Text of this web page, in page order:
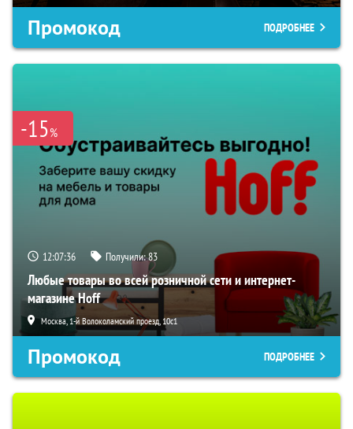
Промокод ПОДРОБНЕЕ
-15%
12:07:35 Получили:83
Любые товары во всей розничной сети и интернет-
магазине Hoff
Москва, 1-й Волоколамский проезд, 10с1
Промокод ПОДРОБНЕЕ